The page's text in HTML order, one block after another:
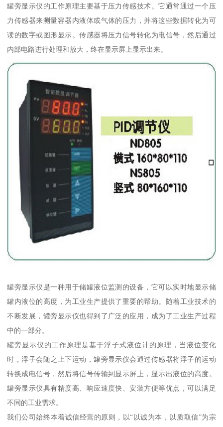
罐旁显示仪的工作原理主要基于压力传感技术。它通常通过一个压
力传感器来测量容器内液体或气体的压力，并将这些数据转化为可
读的数字或图形显示。传感器将压力信号转化为电信号，然后通过
内部电路进行处理和放大，终在显示屏上显示出来。
罐旁显示仪是一种用于储罐液位监测的设备，它可以实时地显示储
罐内液位的高度，为工业生产提供了重要的帮助。随着工业技术的
不断发展，罐旁显示仪也得到了广泛的应用，成为了工业生产过程
中的一部分。
罐旁显示仪的工作原理是基于浮子式液位计的原理，当液位变化
时，浮子会随之上下运动，罐旁显示仪会通过传感器将浮子的运动
转换成电信号，然后将信号传输到显示屏上，显示出液位的高度。
罐旁显示仪具有精度高、响应速度快、安装方便等优点，可以满足
不同的工业需求。
我们公司始终本着诚信经营的原则，以“以诚为本，以质取信”为宗